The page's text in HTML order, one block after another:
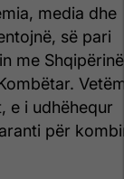
media dhe
së pari
me
e i udhëhequr
për